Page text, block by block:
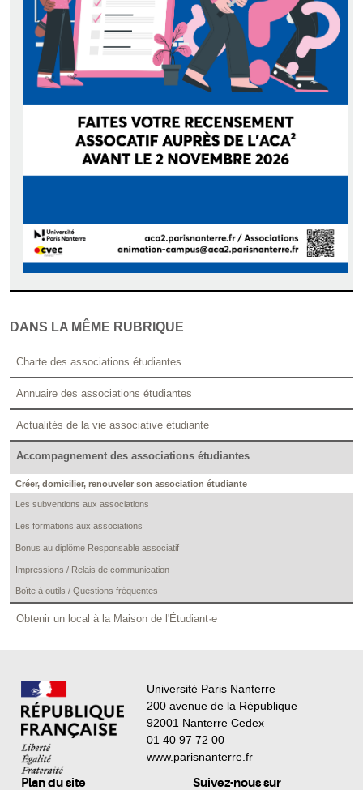
DANS LA MÊME RUBRIQUE
Charte des associations étudiantes
Annuaire des associations étudiantes
Actualités de la vie associative étudiante
Accompagnement des associations étudiantes
Créer, domicilier, renouveler son association étudiante
Les subventions aux associations
Les formations aux associations
Bonus au diplôme Responsable associatif
Impressions / Relais de communication
Boîte à outils / Questions fréquentes
Obtenir un local à la Maison de l'Étudiant·e
Université Paris Nanterre
200 avenue de la République
92001 Nanterre Cedex
01 40 97 72 00
www.parisnanterre.fr
Plan du site Suivez-nous sur